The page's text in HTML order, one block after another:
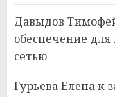
Давыдов
обеспечение
сетью
Гурьева Еленак